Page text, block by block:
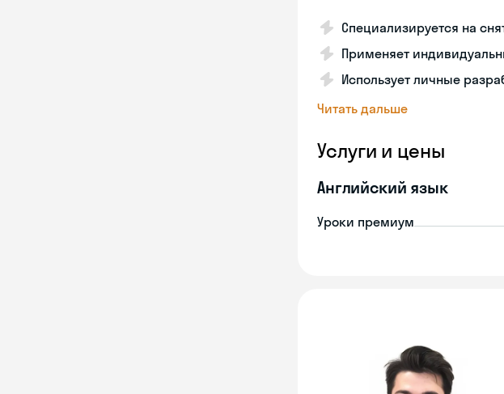
Специализируется на
Применяет
Использует личные
Читать дальше
Услуги и цены
Английский язык
Уроки премиум